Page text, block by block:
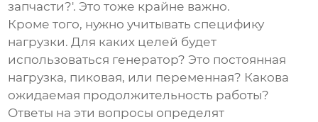
запчасти?'. Это тоже крайне важно.
Кроме того, нужно учитывать специфику
нагрузки. Для каких целей будет
использоваться генератор? Это постоянная
нагрузка, пиковая, или переменная? Какова
ожидаемая продолжительность работы?
Ответы на эти вопросы определят